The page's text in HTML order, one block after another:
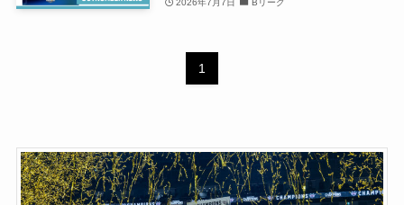
2026年7月7日 Bリーグ
1